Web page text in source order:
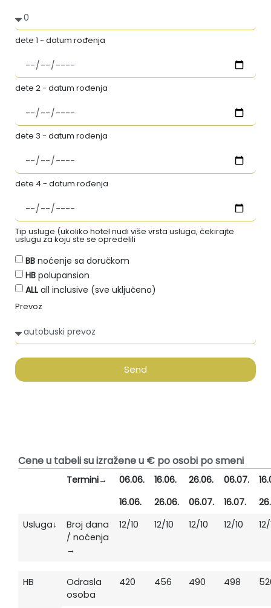
dete 1 - datum rođenja
dete 2 - datum rođenja
dete 3 - datum rođenja
dete 4 - datum rođenja
Tip usluge (ukoliko hotel nudi više vrsta usluga, čekirajte
uslugu za koju ste se opredelili
BB noćenje sa doručkom
HB polupansion
ALL all inclusive (sve uključeno)
Prevoz
Send
Cene u tabeli su izražene u € po osobi po smeni
Termini→ 06.06. 16.06. 26.06. 06.07.
16.06.
26.06. 06.07. 16.07.
Usluga↓
Broj dana
/ noćenja
→
12/10 12/10 12/10 12/10
HB
Odrasla
osoba
420 456 490 498